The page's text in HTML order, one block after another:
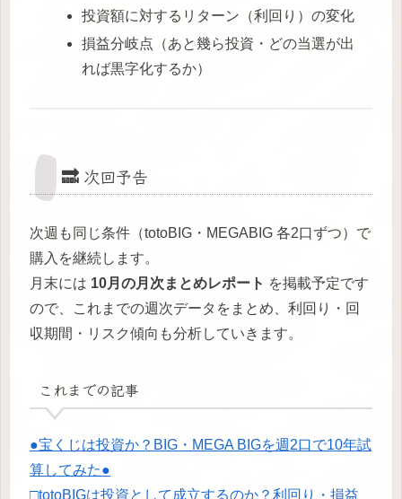
投資額に対するリターン（利回り）の変化
損益分岐点（あと幾ら投資・どの当選が出
れば黒字化するか）
🔜 次回予告
次週も同じ条件（totoBIG・MEGABIG 各2口ずつ）で
購入を継続します。
月末には 10月の月次まとめレポート を掲載予定です
ので、これまでの週次データをまとめ、利回り・回
収期間・リスク傾向も分析していきます。
これまでの記事
●宝くじは投資か？BIG・MEGA BIGを週2口で10年試
算してみた●
□totoBIGは投資として成立するのか？利回り・損益